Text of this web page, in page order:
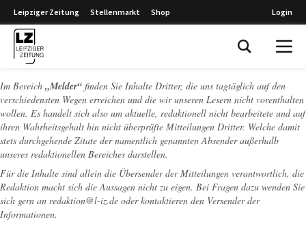
Leipziger Zeitung Stellenmarkt Shop Login
Im Bereich „Melder“ finden Sie Inhalte Dritter, die uns tagtäglich auf den
verschiedensten Wegen erreichen und die wir unseren Lesern nicht vorenthalten
wollen. Es handelt sich also um aktuelle, redaktionell nicht bearbeitete und auf
ihren Wahrheitsgehalt hin nicht überprüfte Mitteilungen Dritter. Welche damit
stets durchgehende Zitate der namentlich genannten Absender außerhalb
unseres redaktionellen Bereiches darstellen.
Für die Inhalte sind allein die Übersender der Mitteilungen verantwortlich, die
Redaktion macht sich die Aussagen nicht zu eigen. Bei Fragen dazu wenden Sie
sich gern an redaktion@l-iz.de oder kontaktieren den Versender der
Informationen.